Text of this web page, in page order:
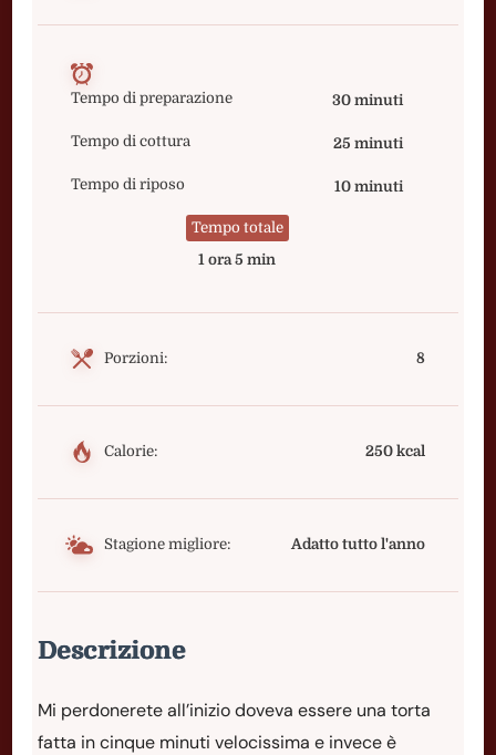
Tempo di preparazione 30 minuti
Tempo di cottura 25 minuti
Tempo di riposo 10 minuti
Tempo totale
1 ora 5 min
Porzioni: 8
Calorie: 250 kcal
Stagione migliore: Adatto tutto l'anno
Descrizione
Mi perdonerete all’inizio doveva essere una torta
fatta in cinque minuti velocissima e invece è